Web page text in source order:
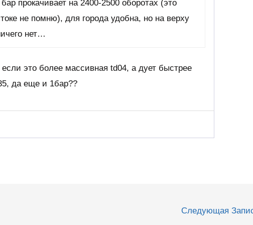
прокачивает на 2400-2500 оборотах (это
не помню), для города удобна, но на верху
нет…
это более массивная td04, а дует быстрее
да еще и 1бар??
Следующая